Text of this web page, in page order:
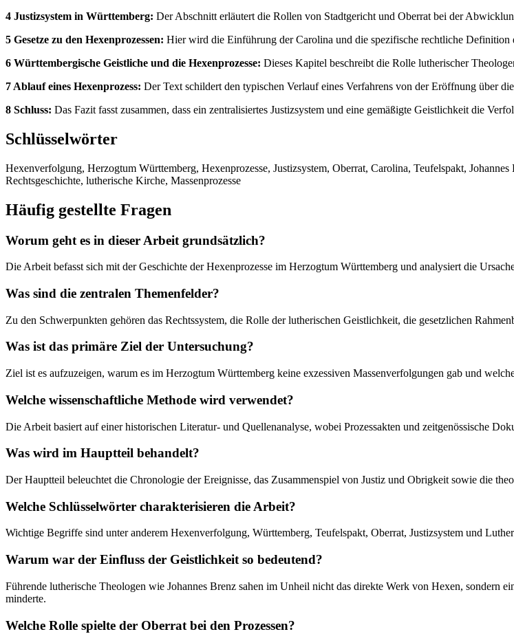
4 Justizsystem in Württemberg: Der Abschnitt erläutert die Rollen von Stadtgericht und Oberrat bei der
5 Gesetze zu den Hexenprozessen: Hier wird die Einführung der Carolina und die spezifische rechtliche Definition
6 Württembergische Geistliche und die Hexenprozesse: Dieses Kapitel beschreibt die Rolle lutherischer
7 Ablauf eines Hexenprozess: Der Text schildert den typischen Verlauf eines Verfahrens von der Eröffnung über
8 Schluss: Das Fazit fasst zusammen, dass ein zentralisiertes Justizsystem und eine gemäßigte Geistlichkeit die
Schlüsselwörter
Hexenverfolgung, Herzogtum Württemberg, Hexenprozesse, Justizsystem, Oberrat, Carolina, Teufelspakt,
Rechtsgeschichte, lutherische Kirche, Massenprozesse
Häufig gestellte Fragen
Worum geht es in dieser Arbeit grundsätzlich?
Die Arbeit befasst sich mit der Geschichte der Hexenprozesse im Herzogtum Württemberg und analysiert die
Was sind die zentralen Themenfelder?
Zu den Schwerpunkten gehören das Rechtssystem, die Rolle der lutherischen Geistlichkeit, die gesetzlichen
Was ist das primäre Ziel der Untersuchung?
Ziel ist es aufzuzeigen, warum es im Herzogtum Württemberg keine exzessiven Massenverfolgungen gab und
Welche wissenschaftliche Methode wird verwendet?
Die Arbeit basiert auf einer historischen Literatur- und Quellenanalyse, wobei Prozessakten und zeitgenössische
Was wird im Hauptteil behandelt?
Der Hauptteil beleuchtet die Chronologie der Ereignisse, das Zusammenspiel von Justiz und Obrigkeit sowie die
Welche Schlüsselwörter charakterisieren die Arbeit?
Wichtige Begriffe sind unter anderem Hexenverfolgung, Württemberg, Teufelspakt, Oberrat, Justizsystem und
Warum war der Einfluss der Geistlichkeit so bedeutend?
Führende lutherische Theologen wie Johannes Brenz sahen im Unheil nicht das direkte Werk von Hexen, sondern
minderte.
Welche Rolle spielte der Oberrat bei den Prozessen?